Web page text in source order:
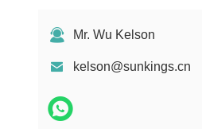
Mr. Wu Kelson
kelson@sunkings.cn